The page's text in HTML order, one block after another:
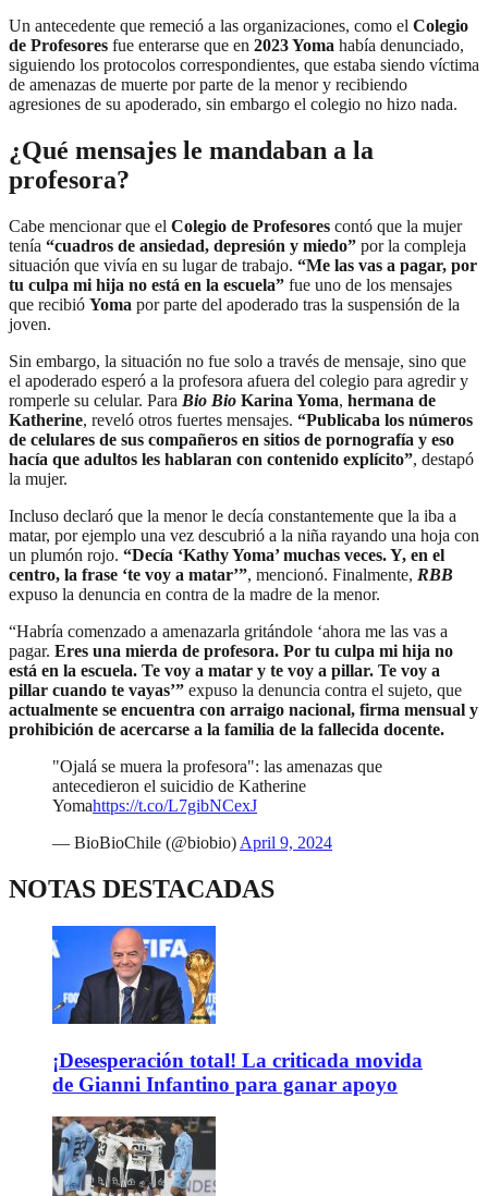
Un antecedente que remeció a las organizaciones, como el Colegio
de Profesores fue enterarse que en 2023 Yoma había denunciado,
siguiendo los protocolos correspondientes, que estaba siendo víctima
de amenazas de muerte por parte de la menor y recibiendo
agresiones de su apoderado, sin embargo el colegio no hizo nada.
¿Qué mensajes le mandaban a la
profesora?
Cabe mencionar que el Colegio de Profesores contó que la mujer
tenía “cuadros de ansiedad, depresión y miedo” por la compleja
situación que vivía en su lugar de trabajo. “Me las vas a pagar, por
tu culpa mi hija no está en la escuela” fue uno de los mensajes
que recibió Yoma por parte del apoderado tras la suspensión de la
joven.
Sin embargo, la situación no fue solo a través de mensaje, sino que
el apoderado esperó a la profesora afuera del colegio para agredir y
romperle su celular. Para Bio Bio Karina Yoma, hermana de
Katherine, reveló otros fuertes mensajes. “Publicaba los números
de celulares de sus compañeros en sitios de pornografía y eso
hacía que adultos les hablaran con contenido explícito”, destapó
la mujer.
Incluso declaró que la menor le decía constantemente que la iba a
matar, por ejemplo una vez descubrió a la niña rayando una hoja con
un plumón rojo. “Decía ‘Kathy Yoma’ muchas veces. Y, en el
centro, la frase ‘te voy a matar’”, mencionó. Finalmente, RBB
expuso la denuncia en contra de la madre de la menor.
“Habría comenzado a amenazarla gritándole ‘ahora me las vas a
pagar. Eres una mierda de profesora. Por tu culpa mi hija no
está en la escuela. Te voy a matar y te voy a pillar. Te voy a
pillar cuando te vayas’” expuso la denuncia contra el sujeto, que
actualmente se encuentra con arraigo nacional, firma mensual y
prohibición de acercarse a la familia de la fallecida docente.
"Ojalá se muera la profesora": las amenazas que
antecedieron el suicidio de Katherine
Yomahttps://t.co/L7gibNCexJ
— BioBioChile (@biobio) April 9, 2024
NOTAS DESTACADAS
¡Desesperación total! La criticada movida
de Gianni Infantino para ganar apoyo